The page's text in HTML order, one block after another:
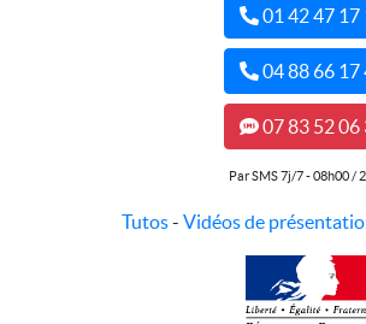
01 42 47 17
04 88 66 17
07 83 52 06
Par SMS 7j/7 - 08h00 /
Tutos- Vidéos de